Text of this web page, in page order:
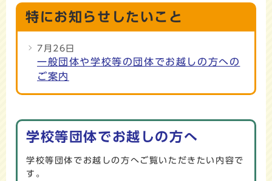
特にお知らせしたいこと
7月26日
一般団体や学校等の団体でお越しの方への
ご案内
メインメニュー
学校等団体でお越しの方へ
学校等団体でお越しの方へご覧いただきたい内容で
す。